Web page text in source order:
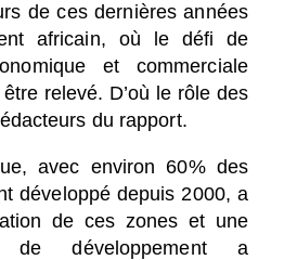
de ces dernières années
africain, où le défi de
et commerciale
relevé. D’où le rôle des
du rapport.
avec environ 60% des
développé depuis 2000, a
de ces zones et une
de développement a